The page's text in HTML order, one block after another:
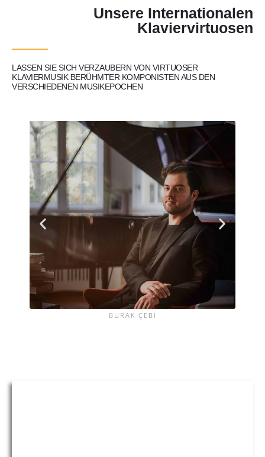
Unsere Internationalen
Klaviervirtuosen
LASSEN SIE SICH VERZAUBERN VON VIRTUOSER
KLAVIERMUSIK BERÜHMTER KOMPONISTEN AUS DEN
VERSCHIEDENEN MUSIKEPOCHEN
BURAK ÇEBI